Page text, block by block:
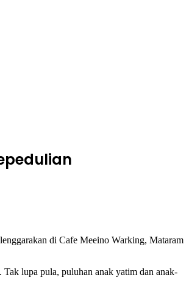
di Cafe Meeino Warking, Mataram
lupa pula, puluhan anak yatim dan anak-